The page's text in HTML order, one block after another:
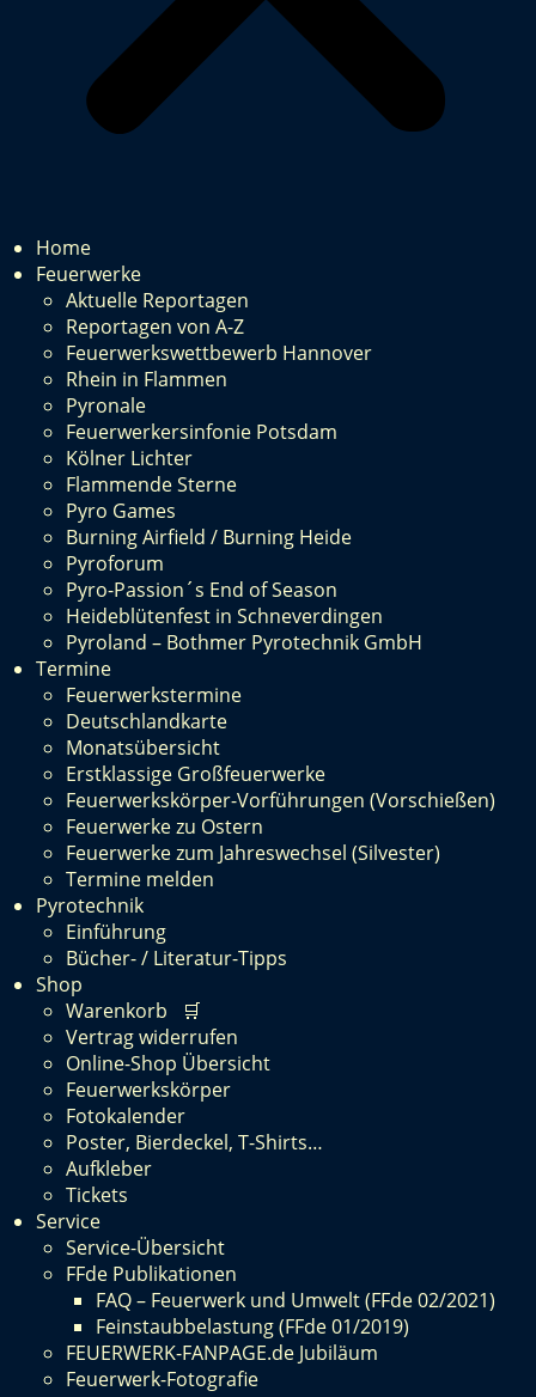
Home
Feuerwerke
Aktuelle Reportagen
Reportagen von A-Z
Feuerwerkswettbewerb Hannover
Rhein in Flammen
Pyronale
Feuerwerkersinfonie Potsdam
Kölner Lichter
Flammende Sterne
Pyro Games
Burning Airfield / Burning Heide
Pyroforum
Pyro-Passion´s End of Season
Heideblütenfest in Schneverdingen
Pyroland – Bothmer Pyrotechnik GmbH
Termine
Feuerwerkstermine
Deutschlandkarte
Monatsübersicht
Erstklassige Großfeuerwerke
Feuerwerkskörper-Vorführungen (Vorschießen)
Feuerwerke zu Ostern
Feuerwerke zum Jahreswechsel (Silvester)
Termine melden
Pyrotechnik
Einführung
Bücher- / Literatur-Tipps
Shop
Warenkorb 🛒
Vertrag widerrufen
Online-Shop Übersicht
Feuerwerkskörper
Fotokalender
Poster, Bierdeckel, T-Shirts…
Aufkleber
Tickets
Service
Service-Übersicht
FFde Publikationen
FAQ – Feuerwerk und Umwelt (FFde 02/2021)
Feinstaubbelastung (FFde 01/2019)
FEUERWERK-FANPAGE.de Jubiläum
Feuerwerk-Fotografie